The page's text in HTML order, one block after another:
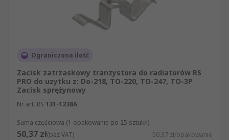
Ograniczona ilość
Zacisk zatrzaskowy tranzystora do radiatorów RS
PRO do uzytku z: Do-218, TO-220, TO-247, TO-3P
Zacisk sprężynowy
Nr art. RS 131-1238A
Suma częściowa (1 opakowanie po 25 sztuk/i)
50,37 zł(bez VAT) 50,37 zł/opakowanie